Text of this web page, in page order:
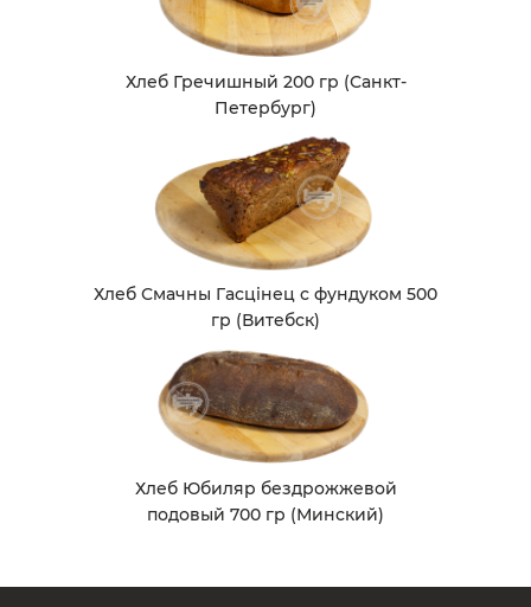
Хлеб Гречишный 200 гр (Санкт-
Петербург)
Хлеб Смачны Гасцiнец с фундуком 500
гр (Витебск)
Хлеб Юбиляр бездрожжевой
подовый 700 гр (Минский)